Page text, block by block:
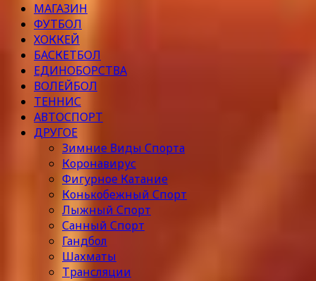
МАГАЗИН
ФУТБОЛ
ХОККЕЙ
БАСКЕТБОЛ
ЕДИНОБОРСТВА
ВОЛЕЙБОЛ
ТЕННИС
АВТОСПОРТ
ДРУГОЕ
Зимние Виды Спорта
Коронавирус
Фигурное Катание
Конькобежный Спорт
Лыжный Спорт
Санный Спорт
Гандбол
Шахматы
Трансляции